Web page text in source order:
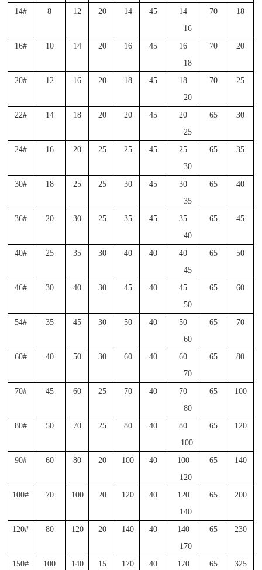
14# 8 12 20 14 45
14
16
70 18
16# 10 14 20 16 45
16
18
70 20
20# 12 16 20 18 45
18
20
70 25
22# 14 18 20 20 45
20
25
65 30
24# 16 20 25 25 45
25
30
65 35
30# 18 25 25 30 45
30
35
65 40
36# 20 30 25 35 45
35
40
65 45
40# 25 35 30 40 40
40
45
65 50
46# 30 40 30 45 40
45
50
65 60
54# 35 45 30 50 40
50
60
65 70
60# 40 50 30 60 40
60
70
65 80
70# 45 60 25 70 40
70
80
65 100
80# 50 70 25 80 40
80
100
65 120
90# 60 80 20 100 40
100
120
65 140
100# 70 100 20 120 40
120
140
65 200
120# 80 120 20 140 40
140
170
65 230
150# 100 140 15
170
40
170
65 325